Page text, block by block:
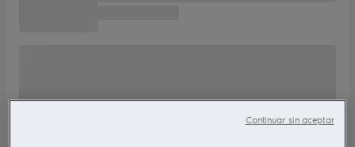
Continuar sin aceptar